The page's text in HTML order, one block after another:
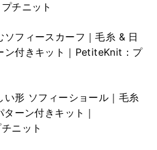
チニット
ソフィースカーフ｜毛糸 & 日
ン付きキット｜PetiteKnit：プ
い形 ソフィーショール｜毛糸
ーン付きキット｜
ニット